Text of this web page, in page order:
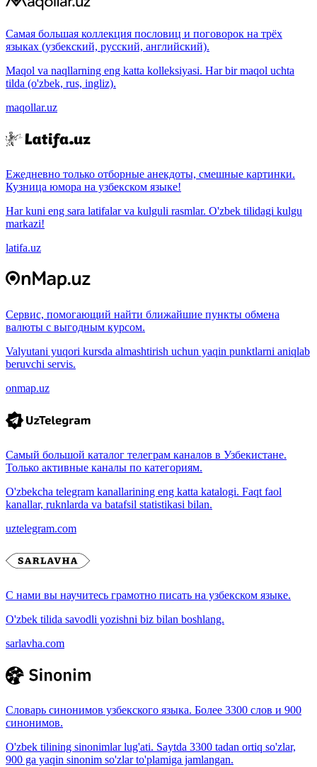
Самая большая коллекция пословиц и поговорок на трёх
языках (узбекский, русский, английский).
Maqol va naqllarning eng katta kolleksiyasi. Har bir maqol uchta
tilda (o'zbek, rus, ingliz).
maqollar.uz
Ежедневно только отборные анекдоты, смешные картинки.
Кузница юмора на узбекском языке!
Har kuni eng sara latifalar va kulguli rasmlar. O'zbek tilidagi kulgu
markazi!
latifa.uz
Сервис, помогающий найти ближайшие пункты обмена
валюты с выгодным курсом.
Valyutani yuqori kursda almashtirish uchun yaqin punktlarni aniqlab
beruvchi servis.
onmap.uz
Самый большой каталог телеграм каналов в Узбекистане.
Только активные каналы по категориям.
O'zbekcha telegram kanallarining eng katta katalogi. Faqt faol
kanallar, ruknlarda va batafsil statistikasi bilan.
uztelegram.com
С нами вы научитесь грамотно писать на узбекском языке.
O'zbek tilida savodli yozishni biz bilan boshlang.
sarlavha.com
Словарь синонимов узбекского языка. Более 3300 слов и 900
синонимов.
O'zbek tilining sinonimlar lug'ati. Saytda 3300 tadan ortiq so'zlar,
900 ga yaqin sinonim so'zlar to'plamiga jamlangan.